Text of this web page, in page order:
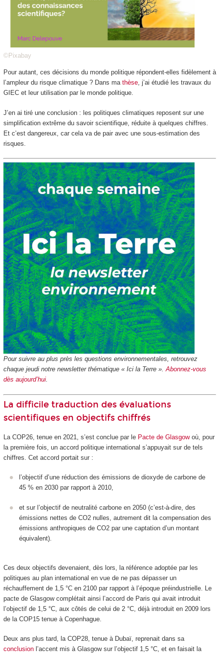
©Pixabay
Pour autant, ces décisions du monde politique répondent-elles fidèlement à
l’ampleur du risque climatique ? Dans ma thèse, j’ai étudié les travaux du
GIEC et leur utilisation par le monde politique.
J’en ai tiré une conclusion : les politiques climatiques reposent sur une
simplification extrême du savoir scientifique, réduite à quelques chiffres.
Et c’est dangereux, car cela va de pair avec une sous-estimation des
risques.
Pour suivre au plus près les questions environnementales, retrouvez
chaque jeudi notre newsletter thématique « Ici la Terre ».Abonnez-vous
dès aujourd’hui.
La difficile traduction des évaluations
scientifiques en objectifs chiffrés
La COP26, tenue en 2021, s’est conclue par le Pacte de Glasgowoù, pour
la première fois, un accord politique international s’appuyait sur de tels
chiffres. Cet accord portait sur :
l’objectif d’une réduction des émissions de dioxyde de carbone de
45 % en 2030 par rapport à 2010,
et sur l’objectif de neutralité carbone en 2050 (c’est-à-dire, des
émissions nettes de CO2 nulles, autrement dit la compensation des
émissions anthropiques de CO2 par une captation d’un montant
équivalent).
Ces deux objectifs devenaient, dès lors, la référence adoptée par les
politiques au plan international en vue de ne pas dépasser un
réchauffement de 1,5 °C en 2100 par rapport à l’époque préindustrielle. Le
pacte de Glasgow complétait ainsi l’accord de Paris qui avait introduit
l’objectif de 1,5 °C, aux côtés de celui de 2 °C, déjà introduit en 2009 lors
de la COP15 tenue à Copenhague.
Deux ans plus tard, la COP28, tenue à Dubaï, reprenait dans sa
conclusionl’accent mis à Glasgow sur l’objectif 1,5 °C, et en faisait la